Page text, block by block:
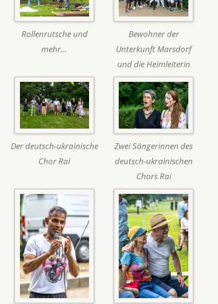
Rollenrutsche und
mehr…
Bewohner der
Unterkunft Marsdorf
und die Heimleiterin
Der deutsch-ukrainische
Chor Rai
Zwei Sängerinnen des
deutsch-ukrainischen
Chors Rai